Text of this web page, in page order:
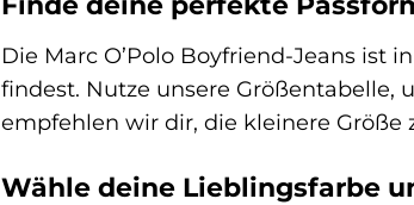
Die Marc O’Polo Boyfriend-Jeans ist
findest. Nutze unsere Größentabelle,
empfehlen wir dir, die kleinere Größe
Wähle deine Lieblingsfarbe